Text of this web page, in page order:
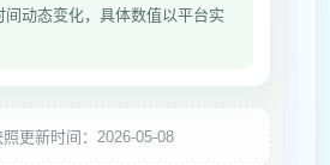
间动态变化，具体数值以平台实
更新时间：2026-05-08